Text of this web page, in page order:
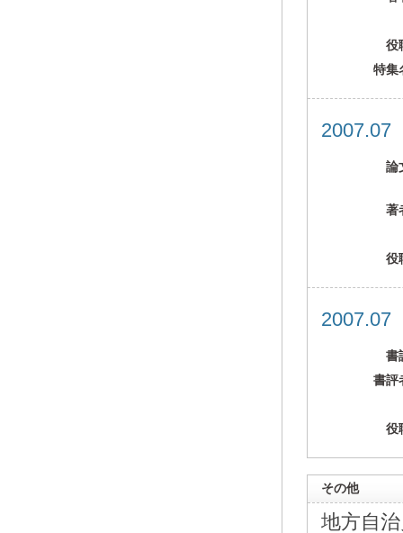
役
特集
論
著
役
書
書評
役
その他
地方自